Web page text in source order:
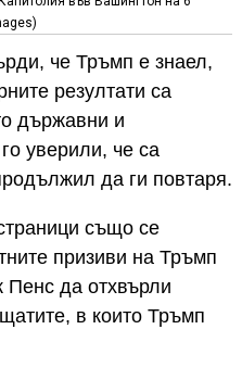
че Тръмп е знаел,
резултати са
държавни и
уверили, че са
да ги повтаря.
също се
призиви на Тръмп
Пенс да отхвърли
в които Тръмп